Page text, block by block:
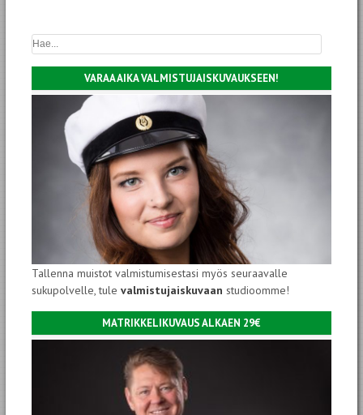
VARAA AIKA VALMISTUJAISKUVAUKSEEN!
Tallenna muistot valmistumisestasi myös seuraavalle
sukupolvelle, tule valmistujaiskuvaan studioomme!
MATRIKKELIKUVAUS ALKAEN 29€